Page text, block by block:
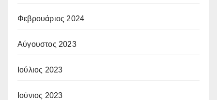
Φεβρουάριος 2024
Αύγουστος 2023
Ιούλιος 2023
Ιούνιος 2023